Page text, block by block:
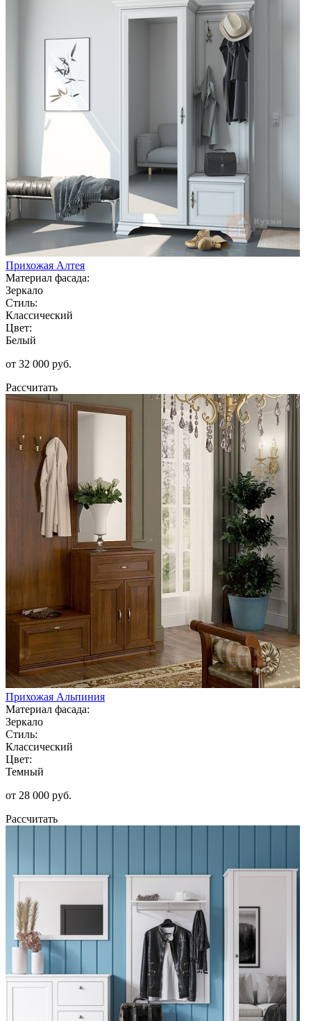
Прихожая Алтея
Материал фасада:
Зеркало
Стиль:
Классический
Цвет:
Белый
от 32 000 руб.
Рассчитать
Прихожая Альпиния
Материал фасада:
Зеркало
Стиль:
Классический
Цвет:
Темный
от 28 000 руб.
Рассчитать